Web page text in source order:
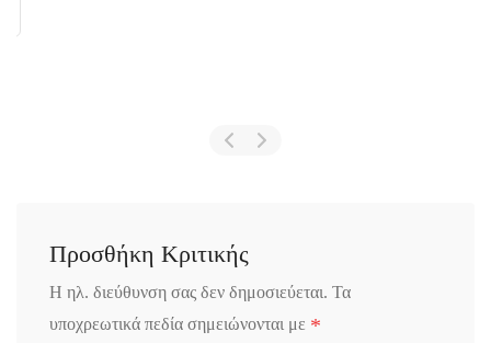
Προσθήκη Κριτικής
Η ηλ. διεύθυνση σας δεν δημοσιεύεται. Τα
υποχρεωτικά πεδία σημειώνονται με *